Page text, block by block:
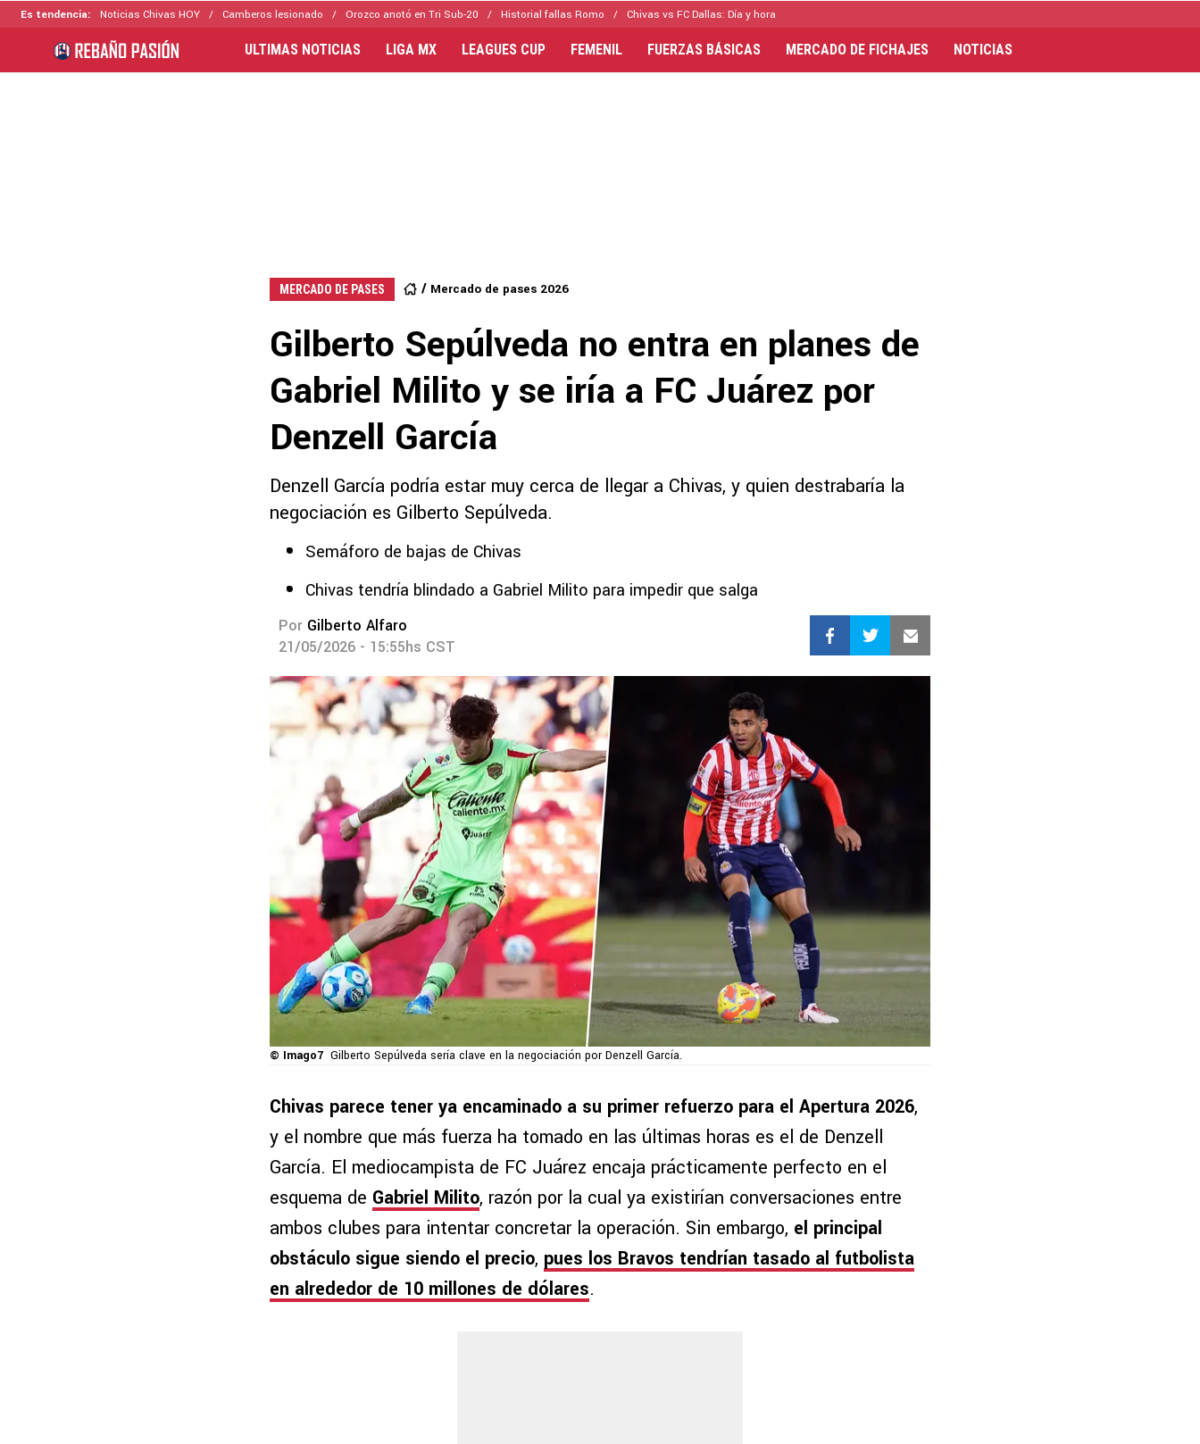
Es tendencia: Noticias Chivas HOY Camberos lesionado Orozco anotó en Tri Sub-20 Historial fallas Romo Chivas vs FC Dallas: Día y hora
ULTIMAS NOTICIAS LIGA MX LEAGUES CUP FEMENIL FUERZAS BÁSICAS MERCADO DE FICHAJES NOTICIAS
MERCADO DE PASES Mercado de pases 2026
Gilberto Sepúlveda no entra en planes de
Gabriel Milito y se iría a FC Juárez por
Denzell García
Denzell García podría estar muy cerca de llegar a Chivas, y quien destrabaría la
negociación es Gilberto Sepúlveda.
Semáforo de bajas de Chivas
Chivas tendría blindado a Gabriel Milito para impedir que salga
Por Gilberto Alfaro
21/05/2026 - 15:55hs CST
© Imago7 Gilberto Sepúlveda sería clave en la negociación por Denzell García.
Chivas parece tener ya encaminado a su primer refuerzo para el Apertura 2026,
y el nombre que más fuerza ha tomado en las últimas horas es el de Denzell
García. El mediocampista de FC Juárez encaja prácticamente perfecto en el
esquema de Gabriel Milito, razón por la cual ya existirían conversaciones entre
ambos clubes para intentar concretar la operación. Sin embargo, el principal
obstáculo sigue siendo el precio, pues los Bravos tendrían tasado al futbolista
en alrededor de 10 millones de dólares.